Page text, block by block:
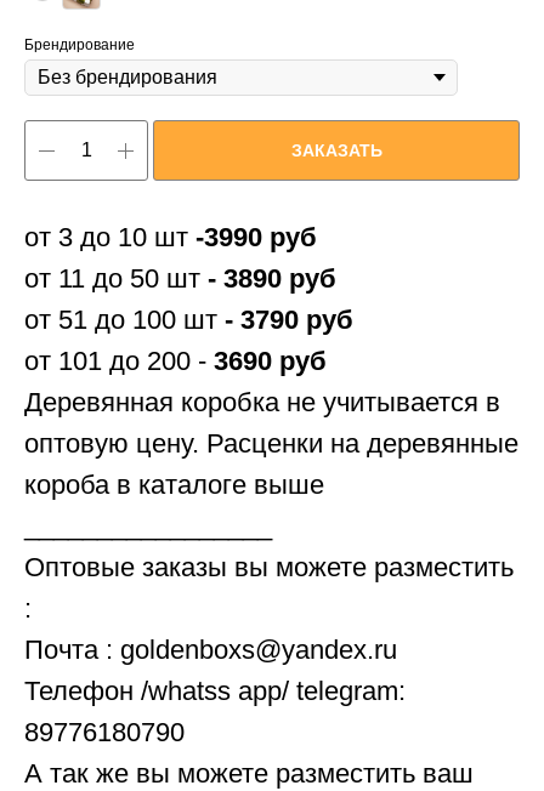
Брендирование
ЗАКАЗАТЬ
от 3 до 10 шт -3990 руб
от 11 до 50 шт - 3890 руб
от 51 до 100 шт - 3790 руб
от 101 до 200 - 3690 руб
Деревянная коробка не учитывается в
оптовую цену. Расценки на деревянные
короба в каталоге выше
Оптовые заказы вы можете разместить
:
Почта : goldenboxs@yandex.ru
Телефон /whatss app/ telegram:
89776180790
А так же вы можете разместить ваш